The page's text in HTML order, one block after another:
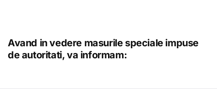
Avand in vedere masurile speciale impuse
de autoritati, va informam: